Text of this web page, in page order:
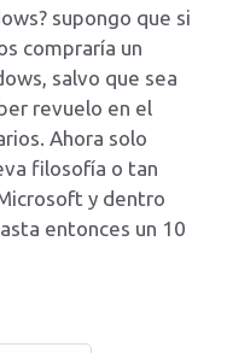
supongo que si
compraría un
salvo que sea
revuelo en el
Ahora solo
filosofía o tan
y dentro
entonces un 10